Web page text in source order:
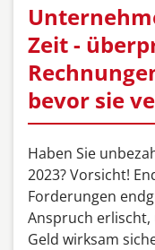
Zeit -
bevor sie
Haben Sie
2023? Vorsicht!
Forderungen
Anspruch erlischt,
Geld wirksam